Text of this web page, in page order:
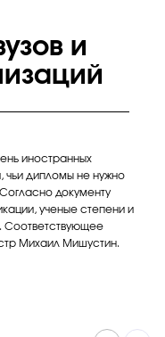
и
иностранных
чьи дипломы не нужно
документу
ученые степени и
Соответствующее
Михаил Мишустин.